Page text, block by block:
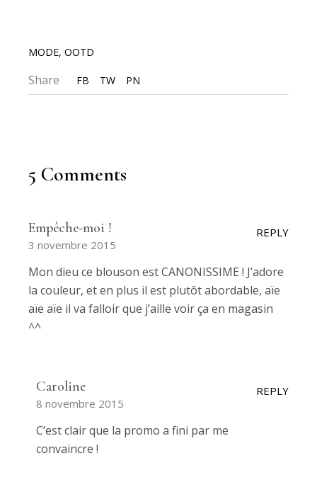
MODE,OOTD
Share FB TW PN
5 Comments
Empêche-moi !
3 novembre 2015
REPLY
Mon dieu ce blouson est CANONISSIME ! J’adore
la couleur, et en plus il est plutôt abordable, aïe
aïe aïe il va falloir que j’aille voir ça en magasin
^^
Caroline
8 novembre 2015
REPLY
C’est clair que la promo a fini par me
convaincre !